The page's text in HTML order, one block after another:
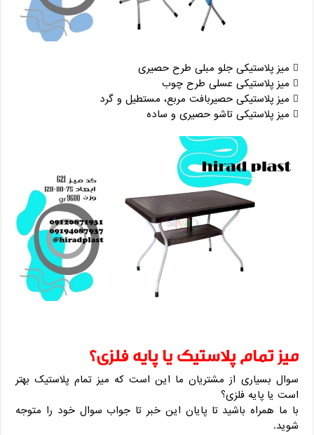
 میز پلاستیکی جلو مبلی طرح حصیری
 میز پلاستیکی عسلی طرح چوب
 میز پلاستیکی حصیربافت مربع، مستطیل و گرد
 میز پلاستیکی تاشو حصیری و ساده
میز تمام پلاستیک یا پایه فلزی؟
سوال بسیاری از مشتریان ما این است که میز تمام پلاستیک بهتر
است یا پایه فلزی؟
با ما همراه باشید تا پایان این خبر تا جواب سوال خود را متوجه
شوید.